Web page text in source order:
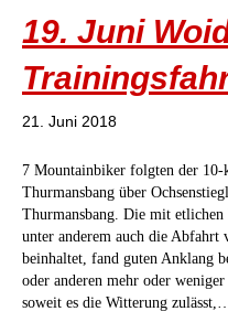
19. Juni
21. Juni 2018
7 Mountainbiker folgten der
Thurmansbang über
Thurmansbang. Die mit etlichen
unter anderem auch die
beinhaltet, fand guten Anklang
oder anderen mehr oder
soweit es die Witterung